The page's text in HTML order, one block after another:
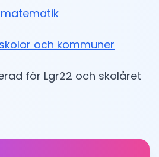
och kommuner
för Lgr22 och skolåret